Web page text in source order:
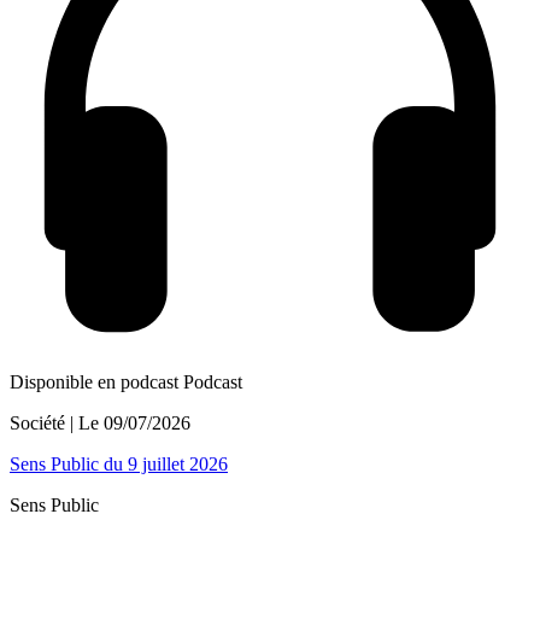
Disponible en podcast Podcast
Société | Le 09/07/2026
Sens Public du 9 juillet 2026
Sens Public